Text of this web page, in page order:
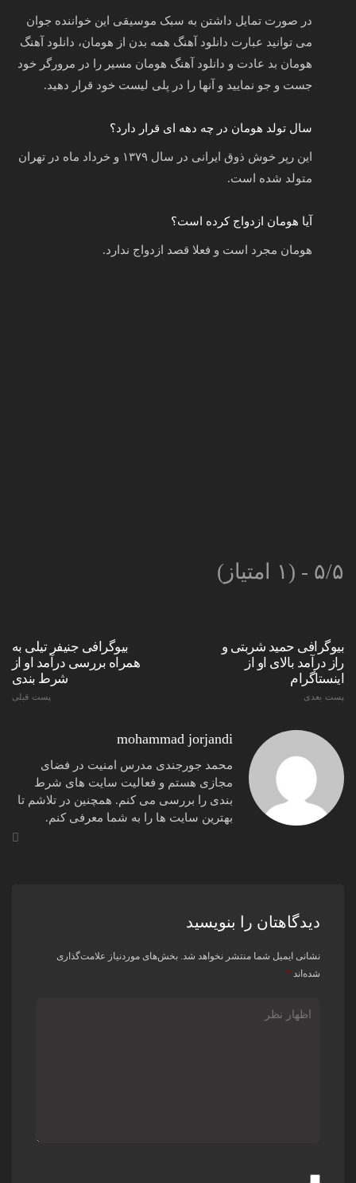
در صورت تمایل داشتن به سبک موسیقی این خواننده جوان
می توانید عبارت دانلود آهنگ همه بدن از هومان، دانلود آهنگ
هومان بد عادت و دانلود آهنگ هومان مسیر را در مرورگر خود
جست و جو نمایید و آنها را در پلی لیست خود قرار دهید.
سال تولد هومان در چه دهه ای قرار دارد؟
این رپر خوش ذوق ایرانی در سال ۱۳۷۹ و خرداد ماه در تهران
متولد شده است.
آیا هومان ازدواج کرده است؟
هومان مجرد است و فعلا قصد ازدواج ندارد.
۵/۵ - (۱ امتیاز)
بیوگرافی جنیفر تیلی به
همراه بررسی درآمد او از
شرط بندی
پست قبلی
بیوگرافی حمید شربتی و
راز درآمد بالای او از
اینستاگرام
پست بعدی
mohammad jorjandi
محمد جورجندی مدرس امنیت در فضای
مجازی هستم و فعالیت سایت های شرط
بندی را بررسی می کنم. همچنین در تلاشم تا
بهترین سایت ها را به شما معرفی کنم.
دیدگاهتان را بنویسید
نشانی ایمیل شما منتشر نخواهد شد. بخش‌های موردنیاز علامت‌گذاری
شده‌اند *